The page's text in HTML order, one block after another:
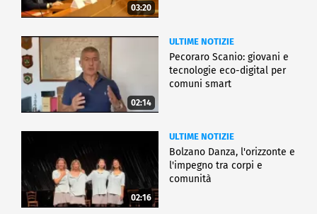
03:20
02:14
ULTIME NOTIZIE
Pecoraro Scanio: giovani e
tecnologie eco-digital per
comuni smart
02:16
ULTIME NOTIZIE
Bolzano Danza, l'orizzonte e
l'impegno tra corpi e
comunità